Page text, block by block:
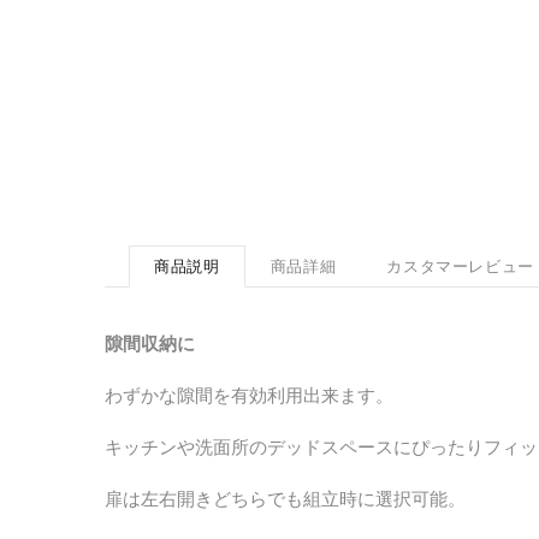
商品説明 商品詳細 カスタマーレビュー
隙間収納に
わずかな隙間を有効利用出来ます。
キッチンや洗面所のデッドスペースにぴったりフィ
扉は左右開きどちらでも組立時に選択可能。